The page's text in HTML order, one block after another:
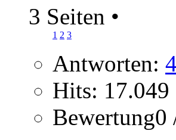
3 Seiten •
1 2 3
Antworten:
Hits: 17.049
Bewertung0